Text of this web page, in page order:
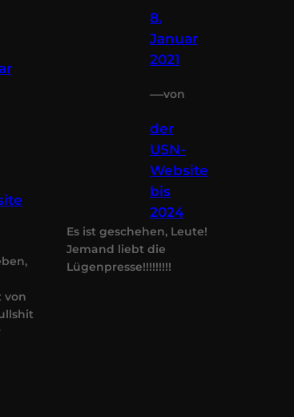
von
8.
Januar
2021
—von
der
USN-
Website
bis
2024
Es ist geschehen, Leute!
Jemand liebt die
Lügenpresse!!!!!!!!!